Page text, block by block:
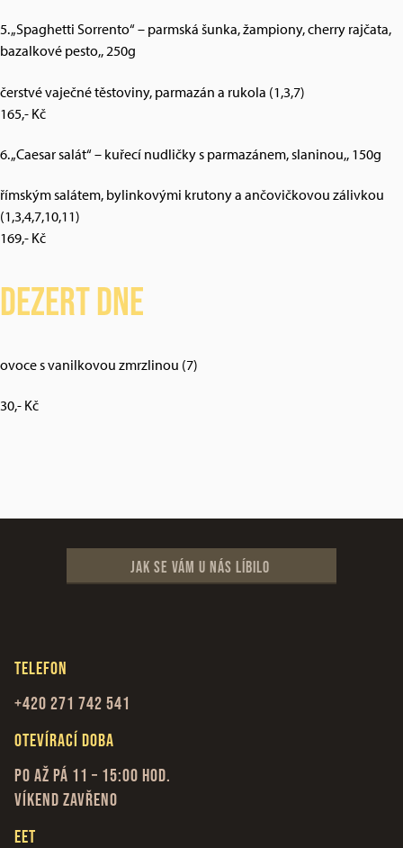
5. „Spaghetti Sorrento“ – parmská šunka, žampiony, cherry rajčata,
bazalkové pesto,, 250g
čerstvé vaječné těstoviny, parmazán a rukola (1,3,7)
165,- Kč
6. „Caesar salát“ – kuřecí nudličky s parmazánem, slaninou,, 150g
římským salátem, bylinkovými krutony a ančovičkovou zálivkou
(1,3,4,7,10,11)
169,- Kč
Dezert dne
ovoce s vanilkovou zmrzlinou (7)
30,- Kč
Jak se vám u nás líbilo
Telefon
+420 271 742 541
Otevírací doba
Po až Pá 11 – 15:00 hod.
Víkend zavřeno
EET